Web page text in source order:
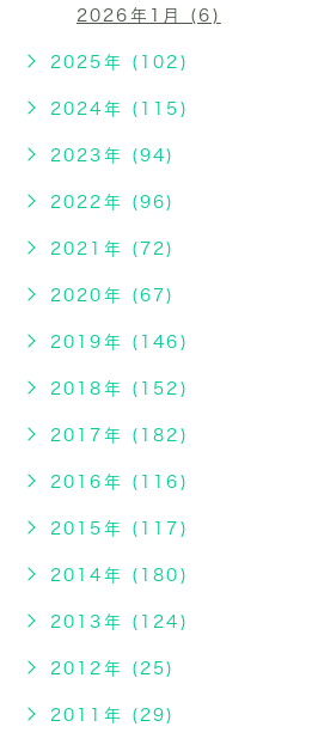
2026年1月 (6)
2025年 (102)
2024年 (115)
2023年 (94)
2022年 (96)
2021年 (72)
2020年 (67)
2019年 (146)
2018年 (152)
2017年 (182)
2016年 (116)
2015年 (117)
2014年 (180)
2013年 (124)
2012年 (25)
2011年 (29)